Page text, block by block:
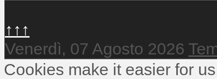
↑↑↑
Venerdì, 07 Agosto 2026
Cookies make it easier for